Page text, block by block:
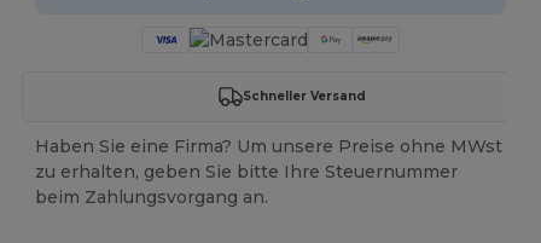
Schneller Versand
Haben Sie eine Firma? Um unsere Preise ohne MWst
zu erhalten, geben Sie bitte Ihre Steuernummer
beim Zahlungsvorgang an.